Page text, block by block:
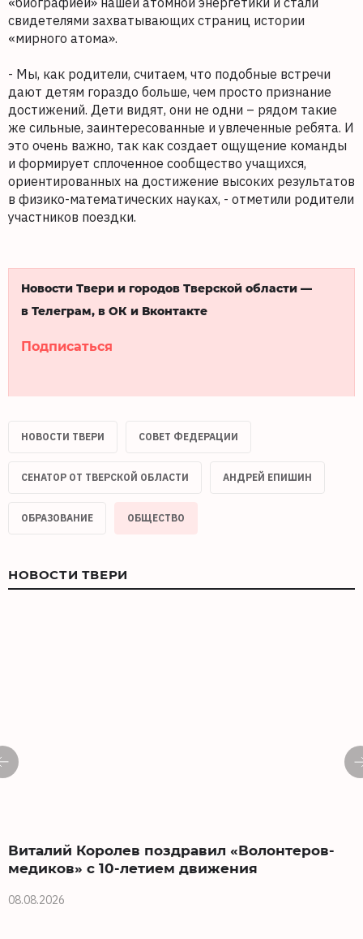
свидетелями захватывающих страниц истории
«мирного атома».
- Мы, как родители, считаем, что подобные встречи
дают детям гораздо больше, чем просто признание
достижений. Дети видят, они не одни – рядом такие
же сильные, заинтересованные и увлеченные ребята. И
это очень важно, так как создает ощущение команды
и формирует сплоченное сообщество учащихся,
ориентированных на достижение высоких результатов
в физико-математических науках, - отметили родители
участников поездки.
Новости Твери и городов Тверской области —
в Телеграм, в ОК и Вконтакте
Подписаться
НОВОСТИ ТВЕРИ СОВЕТ ФЕДЕРАЦИИ
СЕНАТОР ОТ ТВЕРСКОЙ ОБЛАСТИ АНДРЕЙ ЕПИШИН
ОБРАЗОВАНИЕ ОБЩЕСТВО
НОВОСТИ ТВЕРИ
Виталий Королев поздравил «Волонтеров-
медиков» с 10-летием движения
08.08.2026